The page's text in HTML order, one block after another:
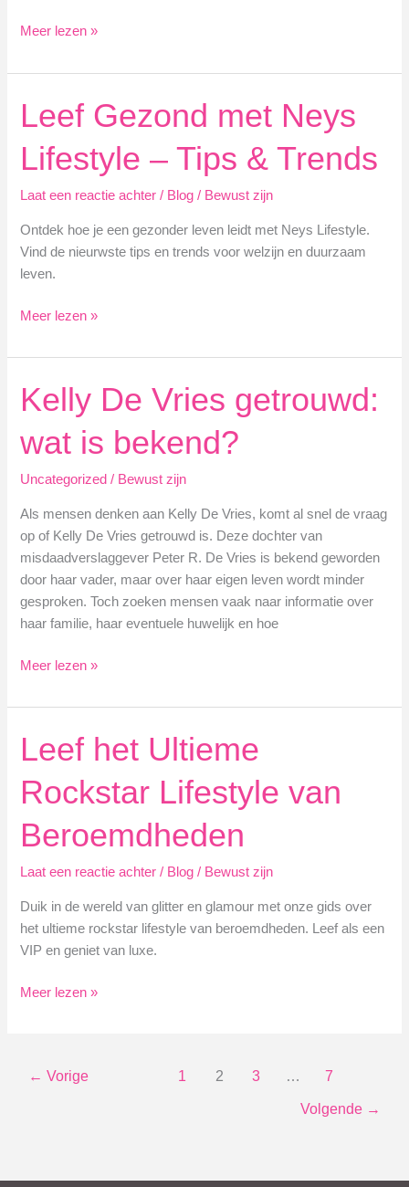
Hoe
ligt
titanic
Meer lezen »
Leef Gezond met Neys
Lifestyle – Tips & Trends
Laat een reactie achter / Blog / Bewust zijn
Ontdek hoe je een gezonder leven leidt met Neys Lifestyle.
Vind de nieurwste tips en trends voor welzijn en duurzaam
leven.
Leef
met
Lifestyle
Tips
Meer lezen »
Kelly De Vries getrouwd:
wat is bekend?
Uncategorized / Bewust zijn
Als mensen denken aan Kelly De Vries, komt al snel de vraag
op of Kelly De Vries getrouwd is. Deze dochter van
misdaadverslaggever Peter R. De Vries is bekend geworden
door haar vader, maar over haar eigen leven wordt minder
gesproken. Toch zoeken mensen vaak naar informatie over
haar familie, haar eventuele huwelijk en hoe
Kelly
Vries
wat
bekend?
Meer lezen »
Leef het Ultieme
Rockstar Lifestyle van
Beroemdheden
Laat een reactie achter / Blog / Bewust zijn
Duik in de wereld van glitter en glamour met onze gids over
het ultieme rockstar lifestyle van beroemdheden. Leef als een
VIP en geniet van luxe.
Leef
Lifestyle
Meer lezen »
← Vorige 1 2 3 … 7
Volgende →